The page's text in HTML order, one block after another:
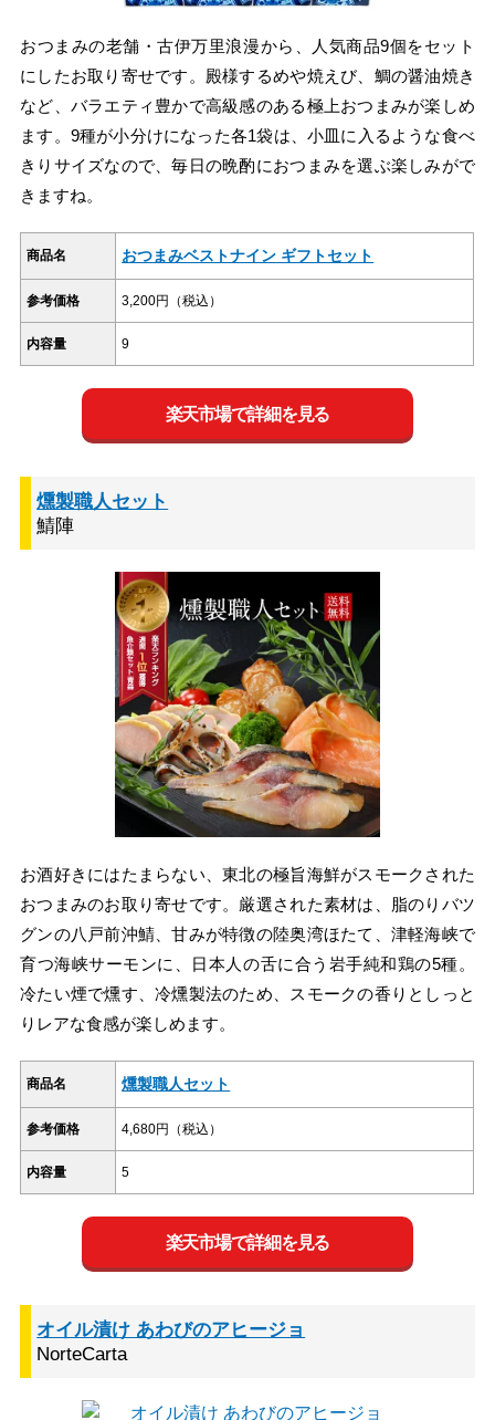
おつまみの老舗・古伊万里浪漫から、人気商品9個をセット
にしたお取り寄せです。殿様するめや焼えび、鯛の醤油焼き
など、バラエティ豊かで高級感のある極上おつまみが楽しめ
ます。9種が小分けになった各1袋は、小皿に入るような食べ
きりサイズなので、毎日の晩酌におつまみを選ぶ楽しみがで
きますね。
商品名 おつまみベストナイン ギフトセット
参考価格 3,200円（税込）
内容量 9
楽天市場で詳細を見る
燻製職人セット
鯖陣
お酒好きにはたまらない、東北の極旨海鮮がスモークされた
おつまみのお取り寄せです。厳選された素材は、脂のりバツ
グンの八戸前沖鯖、甘みが特徴の陸奥湾ほたて、津軽海峡で
育つ海峡サーモンに、日本人の舌に合う岩手純和鶏の5種。
冷たい煙で燻す、冷燻製法のため、スモークの香りとしっと
りレアな食感が楽しめます。
商品名 燻製職人セット
参考価格 4,680円（税込）
内容量 5
楽天市場で詳細を見る
オイル漬け あわびのアヒージョ
NorteCarta